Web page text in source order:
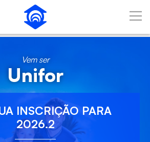
principal
Vem ser
Unifor
INSCRIÇÃO PARA
2026.2